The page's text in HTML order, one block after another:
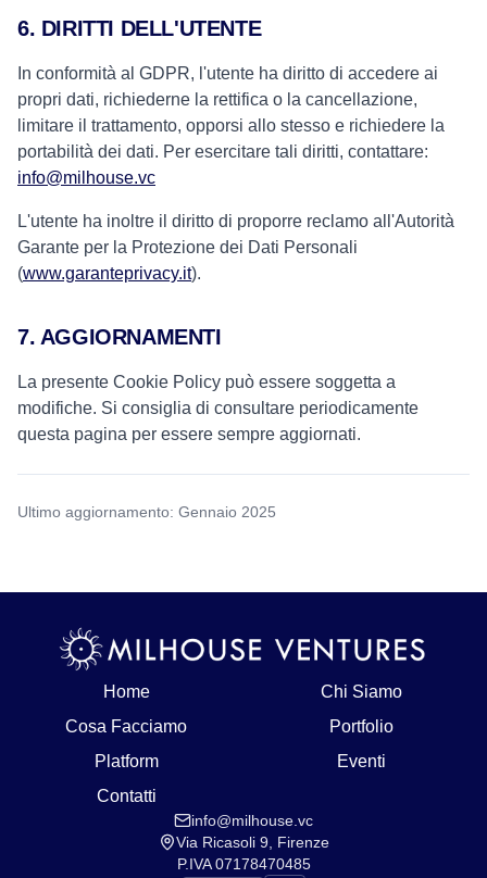
6. DIRITTI DELL'UTENTE
In conformità al GDPR, l'utente ha diritto di accedere ai
propri dati, richiederne la rettifica o la cancellazione,
limitare il trattamento, opporsi allo stesso e richiedere la
portabilità dei dati. Per esercitare tali diritti, contattare:
info@milhouse.vc
L'utente ha inoltre il diritto di proporre reclamo all'Autorità
Garante per la Protezione dei Dati Personali
(www.garanteprivacy.it).
7. AGGIORNAMENTI
La presente Cookie Policy può essere soggetta a
modifiche. Si consiglia di consultare periodicamente
questa pagina per essere sempre aggiornati.
Ultimo aggiornamento: Gennaio 2025
Home
Chi Siamo
Cosa Facciamo
Portfolio
Platform
Eventi
Contatti
info@milhouse.vc
Via Ricasoli 9, Firenze
P.IVA 07178470485